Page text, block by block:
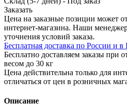
Заказать
Цена на заказные позиции может
интернет-магазина. Наши
уточнения условий заказа.
Бесплатная доставка по России и в
Бесплатно доставляем заказы при
весом до 30 кг
Цена действительна только для
отличаться от цен в розничных
Описание